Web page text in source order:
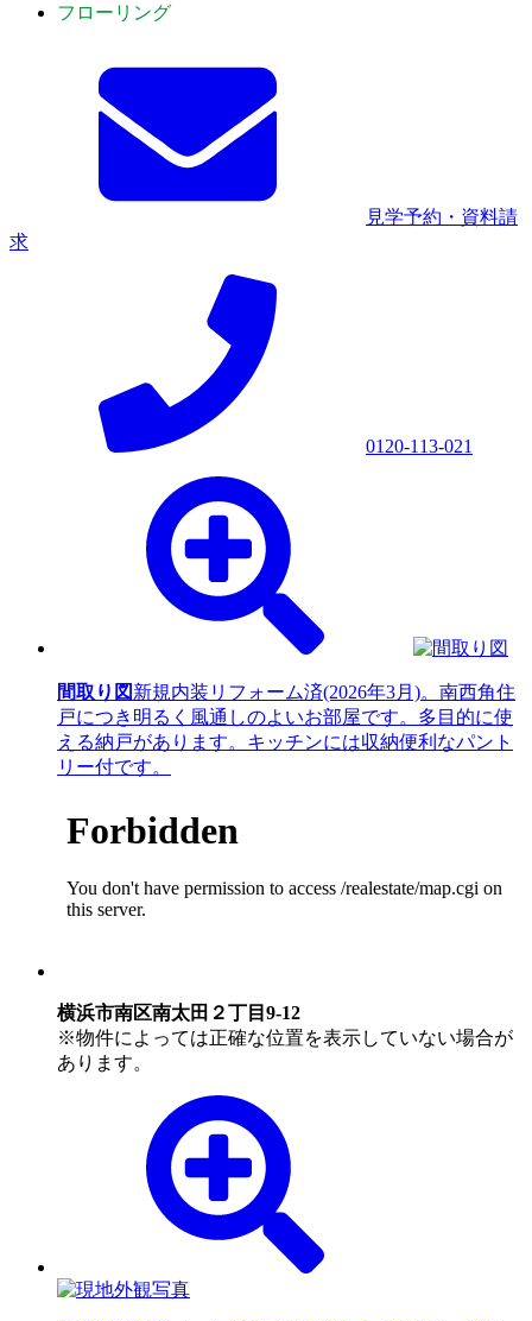
フローリング
見学予約・資料請
求
0120-113-021
間取り図 新規内装リフォーム済(2026年3月)。南西角住
戸につき明るく風通しのよいお部屋です。多目的に使
える納戸があります。キッチンには収納便利なパント
リー付です。
横浜市南区南太田２丁目9-12
※物件によっては正確な位置を表示していない場合が
あります。